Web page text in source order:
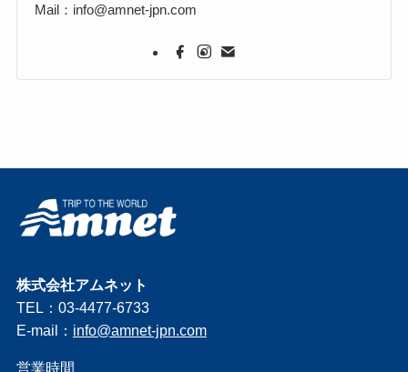
Mail：info@amnet-jpn.com
株式会社アムネット
TEL：03-4477-6733
E-mail： info@amnet-jpn.com
営業時間